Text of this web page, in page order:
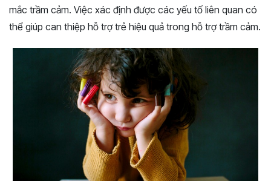
mắc trầm cảm. Việc xác định được các yếu tố liên quan có
thể giúp can thiệp hỗ trợ trẻ hiệu quả trong hỗ trợ trầm cảm.